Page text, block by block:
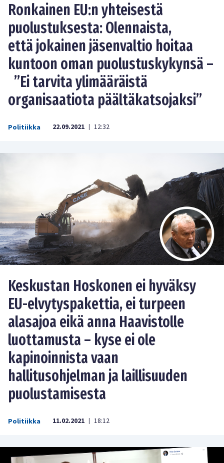
Ronkainen EU:n yhteisestä
puolustuksesta: Olennaista,
että jokainen jäsenvaltio hoitaa
kuntoon oman puolustuskykynsä –
”Ei tarvita ylimääräistä
organisaatiota päältäkatsojaksi”
Politiikka 22.09.2021 | 12:32
Keskustan Hoskonen ei hyväksy
EU-elvytyspakettia, ei turpeen
alasajoa eikä anna Haavistolle
luottamusta – kyse ei ole
kapinoinnista vaan
hallitusohjelman ja laillisuuden
puolustamisesta
Politiikka 11.02.2021 | 18:12